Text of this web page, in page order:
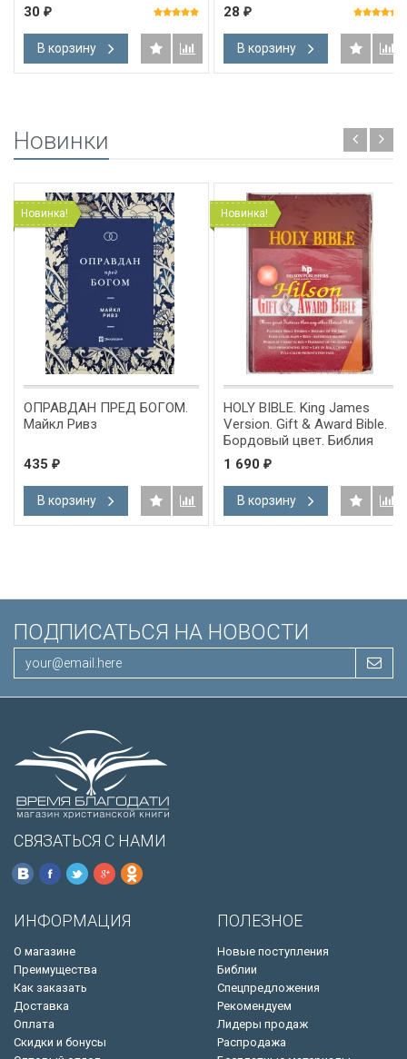
30 ₽
В корзину
28 ₽
В корзину
Новинки
Новинка!
ОПРАВДАН ПРЕД БОГОМ.
Майкл Ривз
435 ₽
В корзину
Новинка!
HOLY BIBLE. King James
Version. Gift & Award Bible.
Бордовый цвет. Библия
Короля Иакова на
английском языке.
Словарь, карты, закладка,
подарочная вкладка, слова
Иисуса выделены красным
1 690 ₽
В корзину
ПОДПИСАТЬСЯ НА НОВОСТИ
СВЯЗАТЬСЯ С НАМИ
ИНФОРМАЦИЯ
О магазине
Преимущества
Как заказать
Доставка
Оплата
Скидки и бонусы
ПОЛЕЗНОЕ
Новые поступления
Библии
Спецпредложения
Рекомендуем
Лидеры продаж
Распродажа